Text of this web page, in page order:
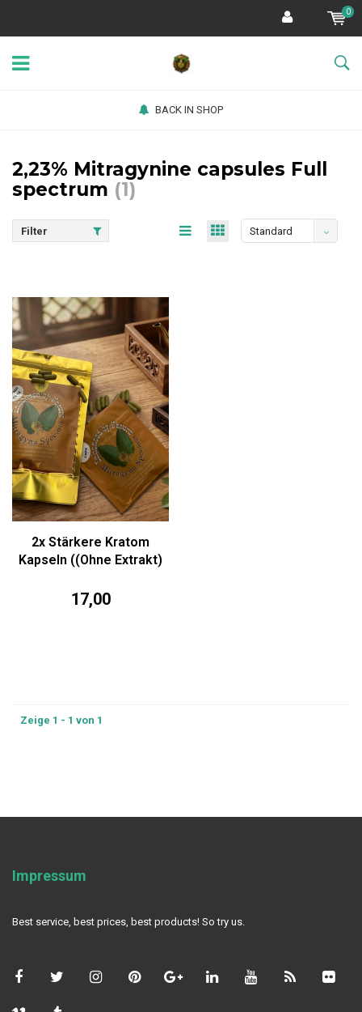
0
BACK IN SHOP
2,23% Mitragynine capsules Full
spectrum (1)
Filter Standard
2x Stärkere Kratom
Kapseln ((Ohne Extrakt)
17,00
Zeige 1 - 1 von 1
Impressum
Best service, best prices, best products! So try us.